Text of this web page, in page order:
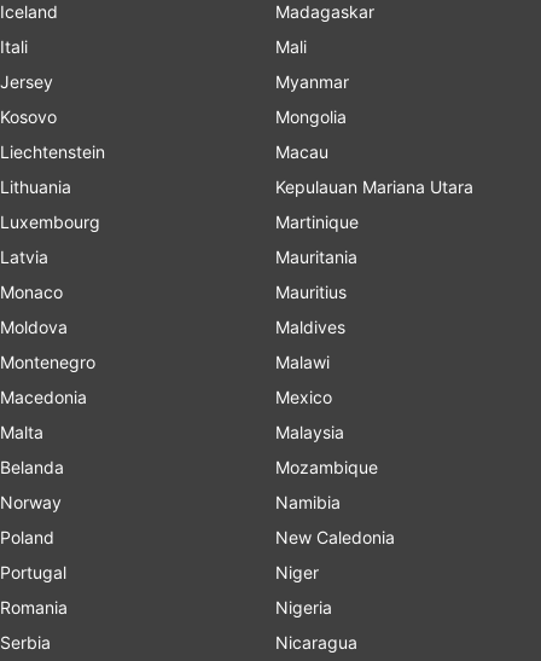
Iceland
Itali
Jersey
Kosovo
Liechtenstein
Lithuania
Luxembourg
Latvia
Monaco
Moldova
Montenegro
Macedonia
Malta
Belanda
Norway
Poland
Portugal
Romania
Serbia
Madagaskar
Mali
Myanmar
Mongolia
Macau
Kepulauan Mariana Utara
Martinique
Mauritania
Mauritius
Maldives
Malawi
Mexico
Malaysia
Mozambique
Namibia
New Caledonia
Niger
Nigeria
Nicaragua